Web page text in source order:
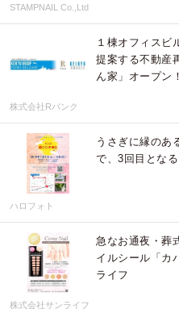
STAMPNAIL Co.,Ltd
１棟オフィスビ
提案する不動産
ん家」オープン！
株式会社Rバンク
うさぎに縁のあ
で、3回目とな
ハロフォト
急なお通夜・葬
イルシール「カ
ライフ
株式会社サンライフ